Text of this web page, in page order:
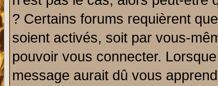
? Certains forums requièrent
soient activés, soit par vous-
pouvoir vous connecter.
message aurait dû vous